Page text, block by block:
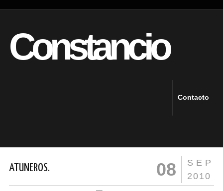
Constancio
Contacto
ATUNEROS.
SEP
2010
08